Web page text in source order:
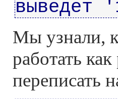
выведет
Мы узнали,
работать
переписать